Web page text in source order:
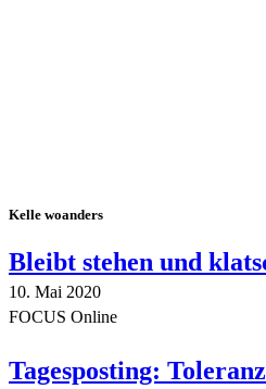
Kelle woanders
Bleibt stehen und
10. Mai 2020
FOCUS Online
Tagesposting: